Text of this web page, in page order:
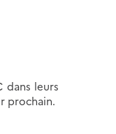
dans leurs
prochain.